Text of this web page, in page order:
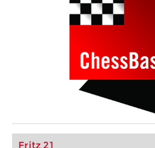
Fritz 21